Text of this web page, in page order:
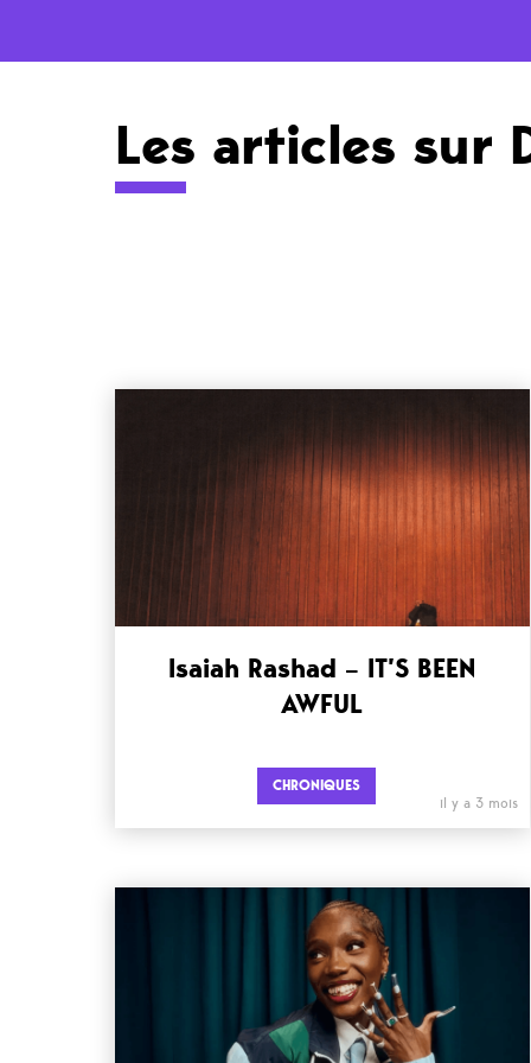
Les articles sur
Isaiah Rashad – IT’S BEEN
AWFUL
CHRONIQUES
il y a 3 mois